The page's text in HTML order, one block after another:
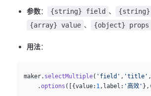
参数： {string} field 、
{array} value 、 {object} props
用法：
  maker.
selectMultiple( 'field' , 'title'
      .
options ([{value: 1 ,label: '高效'